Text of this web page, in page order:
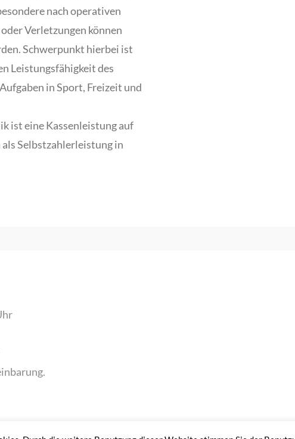
nach operativen
Verletzungen können
Schwerpunkt hierbei ist
Leistungsfähigkeit des
in Sport, Freizeit und
ist eine Kassenleistung auf
Selbstzahlerleistung in